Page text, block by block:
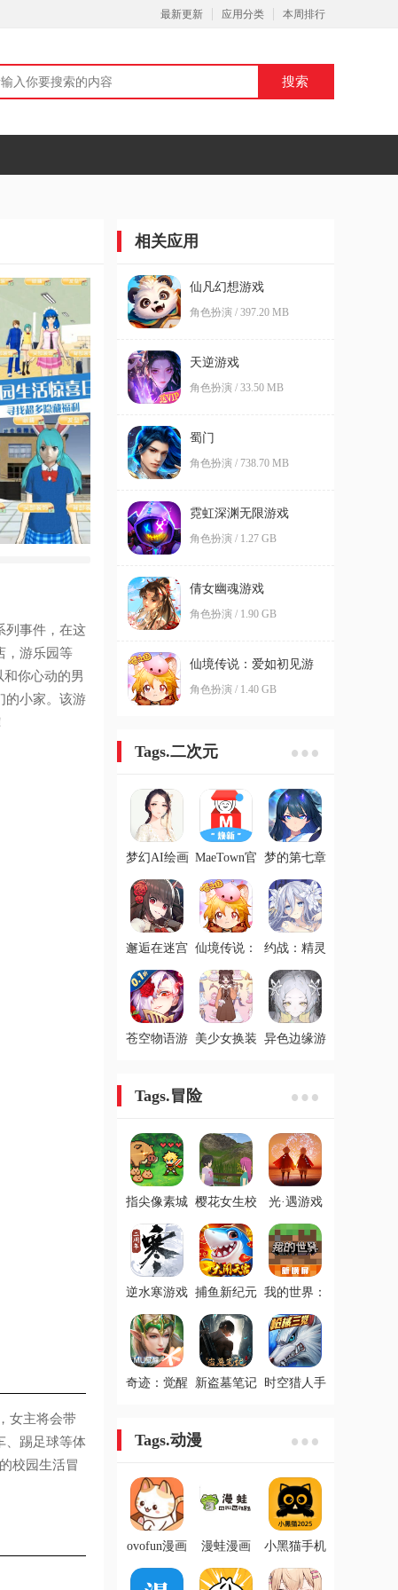
最新更新 应用分类 本周排行
事件，在这
，游乐园等
你心动的男
的小家。该游
女主将会带
、踢足球等体
校园生活冒
相关应用
仙凡幻想游戏
角色扮演 / 397.20 MB
天逆游戏
角色扮演 / 33.50 MB
蜀门
角色扮演 / 738.70 MB
霓虹深渊无限游戏
角色扮演 / 1.27 GB
倩女幽魂游戏
角色扮演 / 1.90 GB
仙境传说：爱如初见游
戏
角色扮演 / 1.40 GB
Tags.二次元
梦幻AI绘画 MaeTown官 梦的第七章
邂逅在迷宫 仙境传说：
戏
约战：精灵
苍空物语游 美少女换装 异色边缘游
Tags.冒险
指尖像素城 樱花女生校
光·遇游戏
逆水寒游戏 捕鱼新纪元 我的世界：
奇迹：觉醒
新盗墓笔记 时空猎人手
Tags.动漫
ovofun漫画
漫蛙漫画
小黑猫手机